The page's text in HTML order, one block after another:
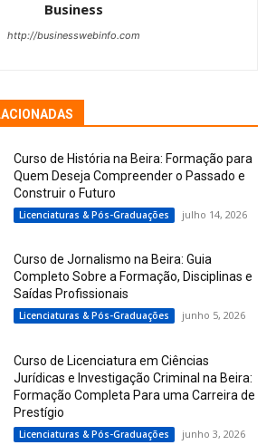
Business
http://businesswebinfo.com
Curso de História na Beira: Formação para
Quem Deseja Compreender o Passado e
Construir o Futuro
Licenciaturas & Pós-Graduações julho 14, 2026
Curso de Jornalismo na Beira: Guia
Completo Sobre a Formação, Disciplinas e
Saídas Profissionais
Licenciaturas & Pós-Graduações junho 5, 2026
Curso de Licenciatura em Ciências
Jurídicas e Investigação Criminal na Beira:
Formação Completa Para uma Carreira de
Prestígio
Licenciaturas & Pós-Graduações junho 3, 2026